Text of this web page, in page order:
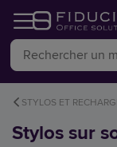
STYLOS ET
Stylos sur